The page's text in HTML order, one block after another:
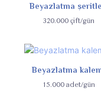
Beyazlatma
320.000 çift/gün
Beyazlatma
15.000 adet/gün